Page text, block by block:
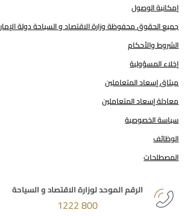
إمكانية الوصول
جميع الحقوق محفوظة وزارة الاقتصاد و السياحة دولة
الشروط والأحكام
إخلاء المسؤولية
ميثاق إسعاد المتعاملين
معادلة إسعاد المتعاملين
سياسة الخصوصية
الوظائف
المصطلحات
الرقم الموحد لوزارة الاقتصاد و السياحة
800 1222